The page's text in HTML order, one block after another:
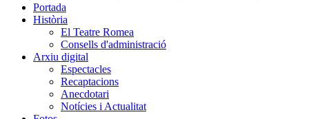
Portada
Història
El Teatre Romea
Consells d'administració
Arxiu digital
Espectacles
Recaptacions
Anecdotari
Notícies i Actualitat